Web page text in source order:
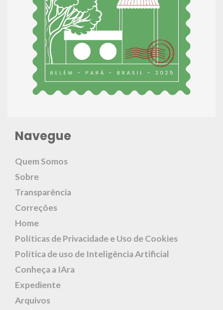
Navegue
Quem Somos
Sobre
Transparência
Correções
Home
Políticas de Privacidade e Uso de Cookies
Política de uso de Inteligência Artificial
Conheça a IAra
Expediente
Arquivos